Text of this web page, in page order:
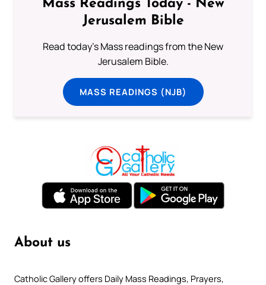
Mass Readings Today - New
Jerusalem Bible
Read today's Mass readings from the New
Jerusalem Bible.
MASS READINGS (NJB)
About us
Catholic Gallery offers Daily Mass Readings, Prayers,